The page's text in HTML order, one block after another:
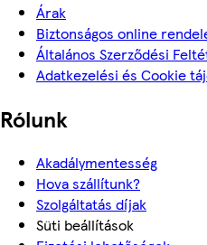
Árak
Biztonságos online
Általános Szerződési
Adatkezelési és Cookie
Rólunk
Akadálymentesség
Hova szállítunk?
Szolgáltatás díjak
Süti beállítások